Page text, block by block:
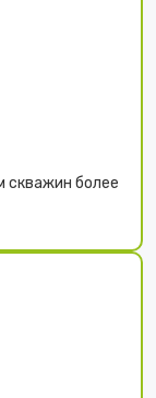
скважин более